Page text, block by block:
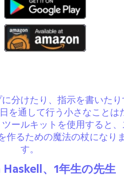
分けたり、指示を書いた
を通して行う小さなことは
ールキットを使用すると
作るための魔法の杖になり
す。
、1年生の先生